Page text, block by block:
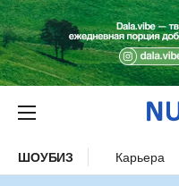
ШОУБИЗ Карьера